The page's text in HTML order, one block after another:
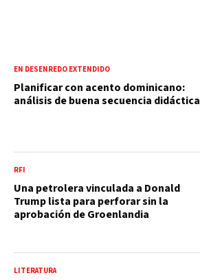
EN DESENREDO EXTENDIDO
Planificar con acento dominicano:
análisis de buena secuencia didáctica
RFI
Una petrolera vinculada a Donald
Trump lista para perforar sin la
aprobación de Groenlandia
LITERATURA